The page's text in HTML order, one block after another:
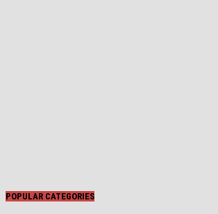
POPULAR CATEGORIES